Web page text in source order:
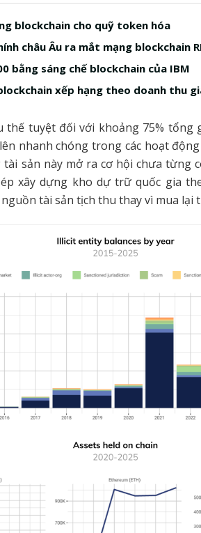
blockchain cho quỹ token hóa
châu Âu ra mắt mạng blockchain
bằng sáng chế blockchain của IBM
xếp hạng theo doanh thu
thế tuyệt đối với khoảng 75% tổng
nhanh chóng trong các hoạt
sản này mở ra cơ hội chưa từng
xây dựng kho dự trữ quốc gia
nguồn tài sản tịch thu thay vì mua